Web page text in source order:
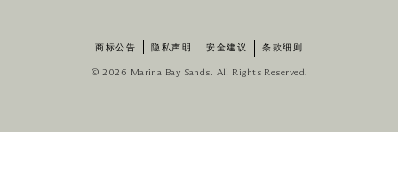
商标公告 隐私声明 安全建议 条款细则
© 2026 Marina Bay Sands. All Rights Reserved.